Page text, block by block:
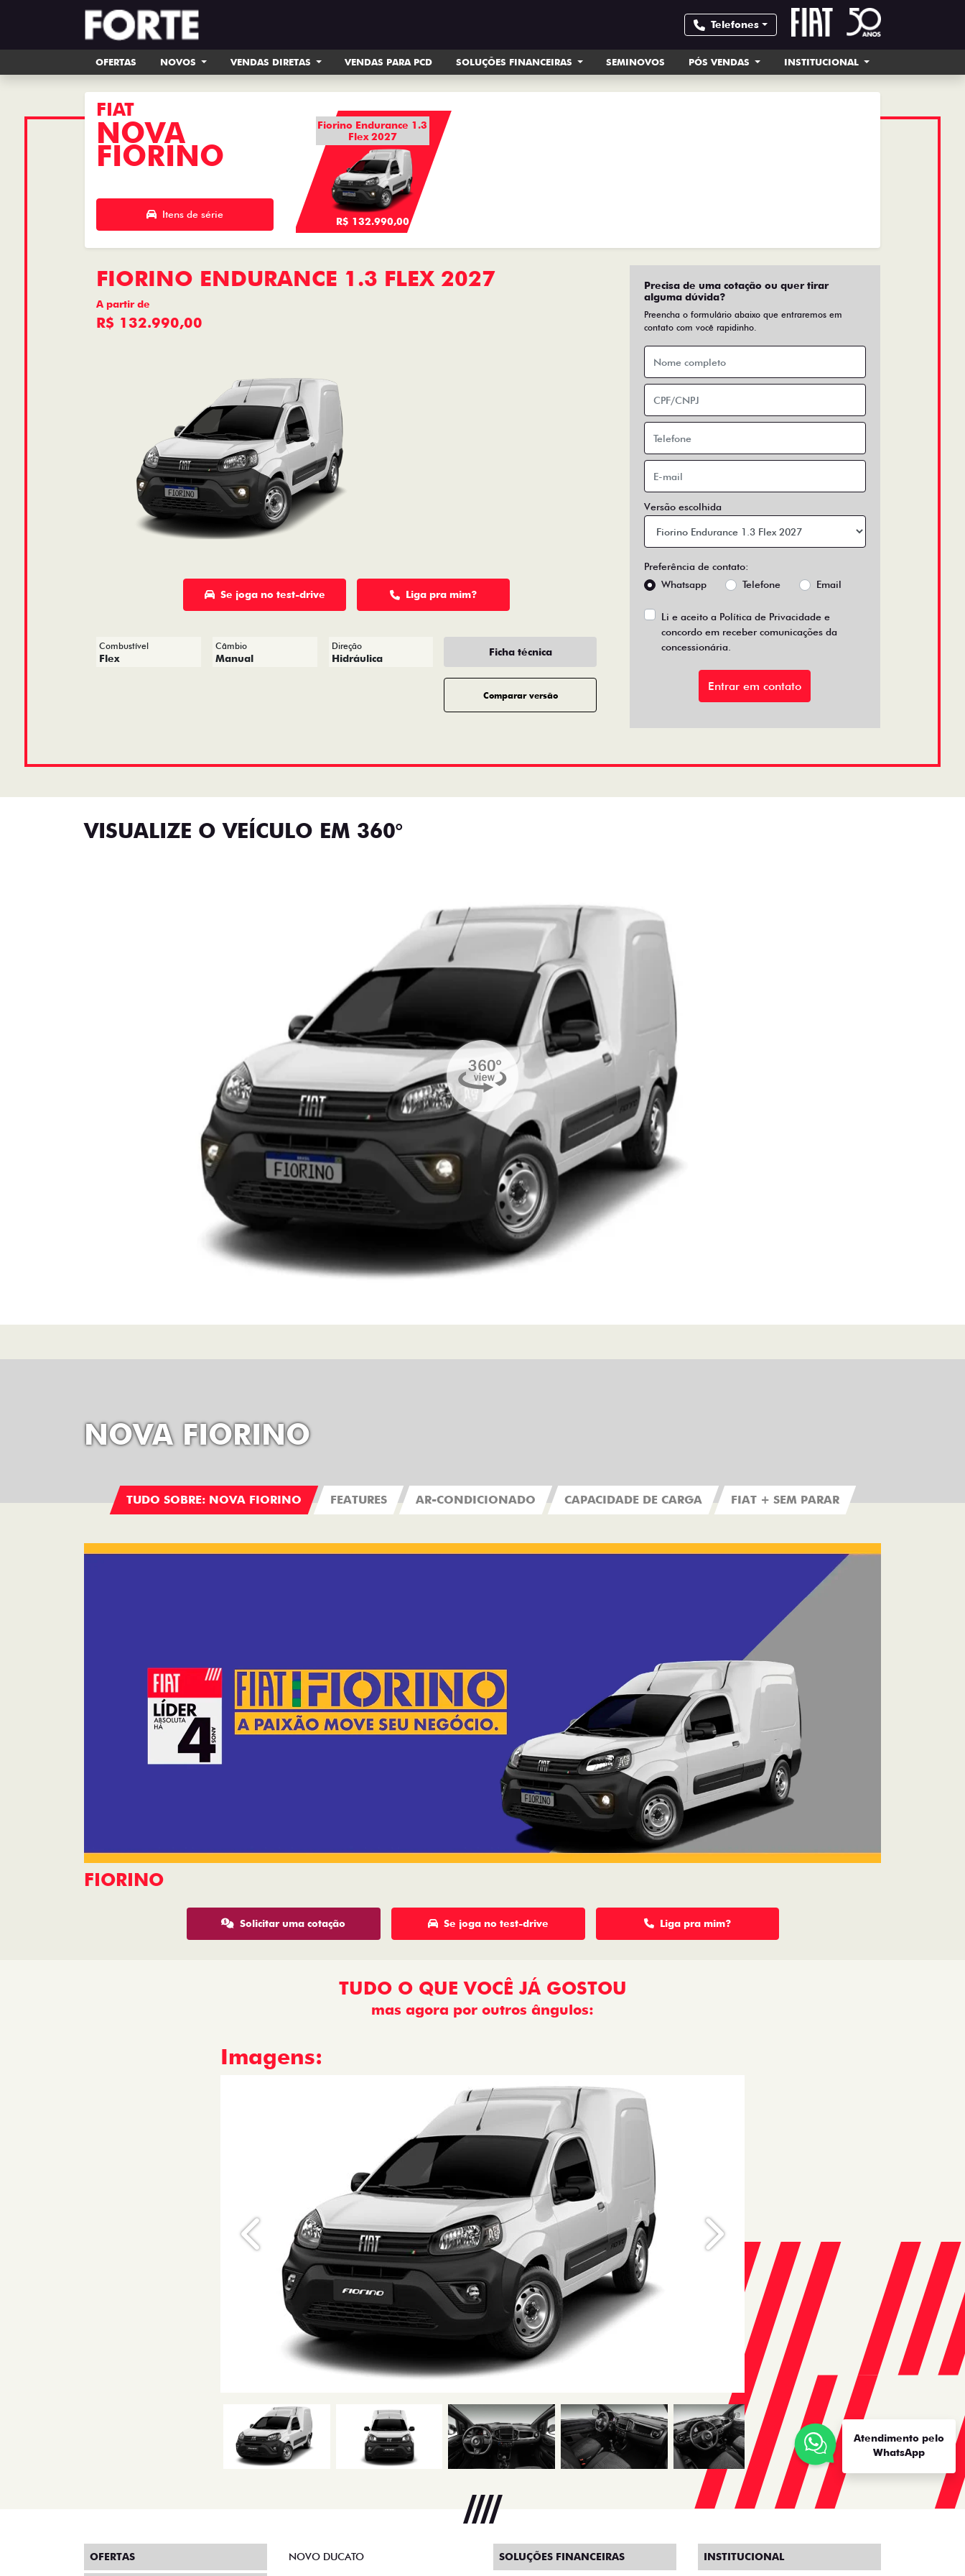
Telefones
OFERTAS NOVOS VENDAS DIRETAS VENDAS PARA PCD SOLUÇÕES FINANCEIRAS SEMINOVOS PÓS VENDAS INSTITUCIONAL
FIAT
NOVA
FIORINO
Itens de série
Fiorino Endurance 1.3
Flex 2027
R$ 132.990,00
FIORINO ENDURANCE 1.3 FLEX 2027
A partir de
R$ 132.990,00
Se joga no test-drive Liga pra mim?
Combustível
Flex
Câmbio
Manual
Direção
Hidráulica
Ficha técnica
Comparar versão
Precisa de uma cotação ou quer tirar
alguma dúvida?
Preencha o formulário abaixo que entraremos em
contato com você rapidinho.
Versão escolhida
Preferência de contato:
Whatsapp
Telefone Email
Li e aceito a Política de Privacidadee
concordo em receber comunicações da
concessionária.
Entrar em contato
VISUALIZE O VEÍCULO EM 360°
NOVA FIORINO
TUDO SOBRE: NOVA FIORINO FEATURES AR-CONDICIONADO CAPACIDADE DE CARGA FIAT + SEM PARAR
FIORINO
Solicitar uma cotação Se joga no test-drive Liga pra mim?
TUDO O QUE VOCÊ JÁ GOSTOU
mas agora por outros ângulos:
Imagens:
Anterior Próximo
Atendimento pelo
WhatsApp
OFERTAS NOVO DUCATO SOLUÇÕES FINANCEIRAS INSTITUCIONAL